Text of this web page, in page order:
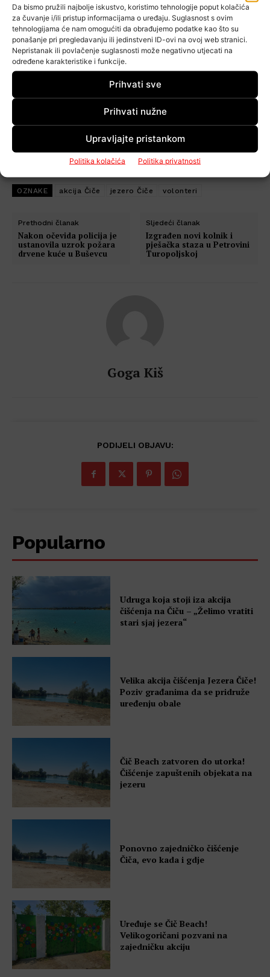
Da bismo pružili najbolje iskustvo, koristimo tehnologije poput kolačića
za čuvanje i/ili pristup informacijama o uređaju. Suglasnost s ovim
tehnologijama će nam omogućiti da obrađujemo podatke kao što su
ponašanje pri pregledavanju ili jedinstveni ID-ovi na ovoj web stranici.
Nepristanak ili povlačenje suglasnosti može negativno utjecati na
određene karakteristike i funkcije.
Prihvati sve
Prihvati nužne
Upravljajte pristankom
Politika kolačića Politika privatnosti
Foto: Podna ložišta koja su izradili volonteri na plaži uz jezero Čiče
OZNAKE akcija Čiče jezero Čiče volonteri
Prethodni članak
Nakon očevida policija je
ustanovila uzrok požara
drvene kuće u Buševcu
Sljedeći članak
Izgrađen novi kolnik i
pješačka staza u Petrovini
Turopoljskoj
Goga Kiš
PODIJELI OBJAVU:
Popularno
Udruga koja stoji iza akcija
čišćenja na Čiču – „Želimo vratiti
stari sjaj jezera“
Velika akcija čišćenja Jezera Čiče!
Poziv građanima da se pridruže
uređenju obale
Čič Beach zatvoren do utorka!
Čišćenje zapuštenih objekata na
jezeru
Ponovno zajedničko čišćenje
Čiča, evo kada i gdje
Uređuje se Čič Beach!
Velikogoričani pozvani na
zajedničku akciju